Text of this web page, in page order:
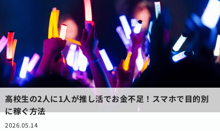
高校生の2人に1人が推し活でお金不足！スマホで目的別
に稼ぐ方法
2026.05.14